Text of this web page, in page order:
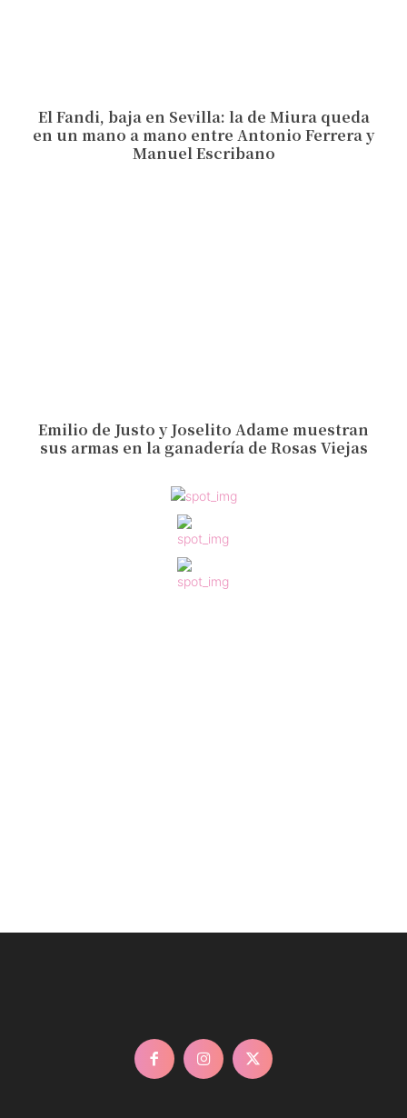
El Fandi, baja en Sevilla: la de Miura queda
en un mano a mano entre Antonio Ferrera y
Manuel Escribano
Emilio de Justo y Joselito Adame muestran
sus armas en la ganadería de Rosas Viejas